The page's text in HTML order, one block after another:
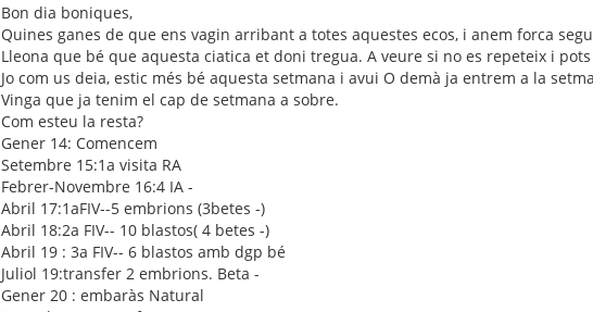
Bon dia boniques,
Quines ganes de que ens vagin arribant a totes aquestes ecos, i anem forca
Lleona que bé que aquesta ciatica et doni tregua. A veure si no es repeteix i
Jo com us deia, estic més bé aquesta setmana i avui O demà ja entrem a la
Vinga que ja tenim el cap de setmana a sobre.
Com esteu la resta?
Gener 14: Comencem
Setembre 15:1a visita RA
Febrer-Novembre 16:4 IA -
Abril 17:1aFIV--5 embrions (3betes -)
Abril 18:2a FIV-- 10 blastos( 4 betes -)
Abril 19 : 3a FIV-- 6 blastos amb dgp bé
Juliol 19:transfer 2 embrions. Beta -
Gener 20 : embaràs Natural